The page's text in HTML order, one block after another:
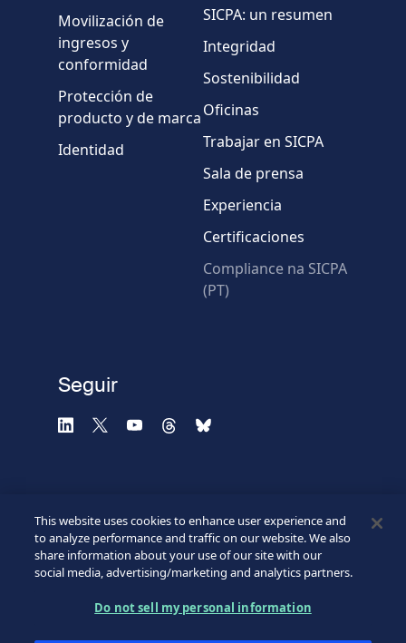
País
Mensaje
* Campos obligatorios
Movilización de
ingresos y
conformidad
Protección de
producto y de marca
Identidad
SICPA: un resumen
Integridad
Sostenibilidad
Oficinas
Trabajar en SICPA
Sala de prensa
Experiencia
Certificaciones
Compliance na SICPA
(PT)
Seguir
Footer
©2026 SICPA HOLDING SA.
This website uses cookies to enhance user experience and
to analyze performance and traffic on our website. We also
share information about your use of our site with our
social media, advertising/marketing and analytics partners.
Do not sell my personal information